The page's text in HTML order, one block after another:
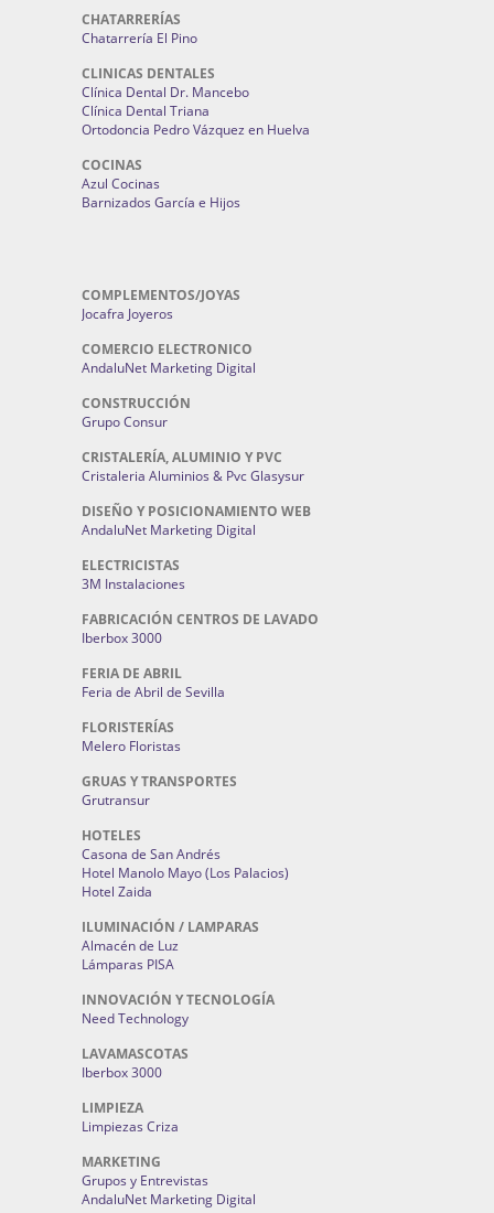
CHATARRERÍAS
Chatarrería El Pino
CLINICAS DENTALES
Clínica Dental Dr. Mancebo
Clínica Dental Triana
Ortodoncia Pedro Vázquez en Huelva
COCINAS
Azul Cocinas
Barnizados García e Hijos
COMPLEMENTOS/JOYAS
Jocafra Joyeros
COMERCIO ELECTRONICO
AndaluNet Marketing Digital
CONSTRUCCIÓN
Grupo Consur
CRISTALERÍA, ALUMINIO Y PVC
Cristaleria Aluminios & Pvc Glasysur
DISEÑO Y POSICIONAMIENTO WEB
AndaluNet Marketing Digital
ELECTRICISTAS
3M Instalaciones
FABRICACIÓN CENTROS DE LAVADO
Iberbox 3000
FERIA DE ABRIL
Feria de Abril de Sevilla
FLORISTERÍAS
Melero Floristas
GRUAS Y TRANSPORTES
Grutransur
HOTELES
Casona de San Andrés
Hotel Manolo Mayo (Los Palacios)
Hotel Zaida
ILUMINACIÓN / LAMPARAS
Almacén de Luz
Lámparas PISA
INNOVACIÓN Y TECNOLOGÍA
Need Technology
LAVAMASCOTAS
Iberbox 3000
LIMPIEZA
Limpiezas Criza
MARKETING
Grupos y Entrevistas
AndaluNet Marketing Digital